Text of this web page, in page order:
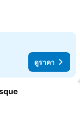
ดูราคา
ารโปรด